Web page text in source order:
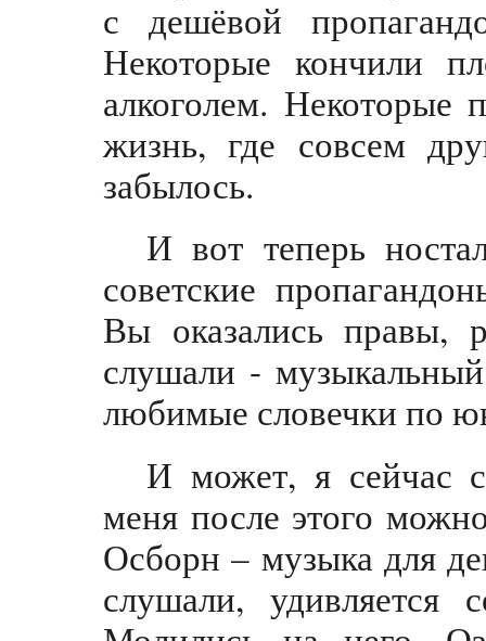
с дешёвой
Некоторые кончили
алкоголем.
жизнь, где совсем
забылось.
И вот теперь
советские
Вы оказались правы,
слушали -
любимые словечки по
И может, я сейчас
меня после этого
Осборн – музыка для
слушали,